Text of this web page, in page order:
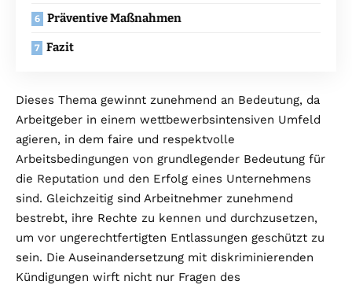
Präventive Maßnahmen
Fazit
Dieses Thema gewinnt zunehmend an Bedeutung, da
Arbeitgeber in einem wettbewerbsintensiven Umfeld
agieren, in dem faire und respektvolle
Arbeitsbedingungen von grundlegender Bedeutung für
die Reputation und den Erfolg eines Unternehmens
sind. Gleichzeitig sind Arbeitnehmer zunehmend
bestrebt, ihre Rechte zu kennen und durchzusetzen,
um vor ungerechtfertigten Entlassungen geschützt zu
sein. Die Auseinandersetzung mit diskriminierenden
Kündigungen wirft nicht nur Fragen des